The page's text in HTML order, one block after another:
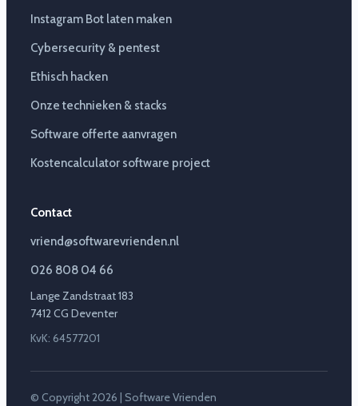
Instagram Bot laten maken
Cybersecurity & pentest
Ethisch hacken
Onze technieken & stacks
Software offerte aanvragen
Kostencalculator software project
Contact
vriend@softwarevrienden.nl
026 808 04 66
Lange Zandstraat 183
7412 CG Deventer
KvK: 64577201
© Copyright 2026 | Software Vrienden